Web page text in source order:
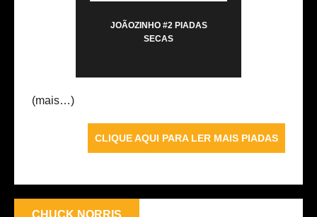
JOÃOZINHO #2 PIADAS
SECAS
(mais…)
CLIQUE AQUI PARA LER MAIS PIADAS
CHUCK NORRIS